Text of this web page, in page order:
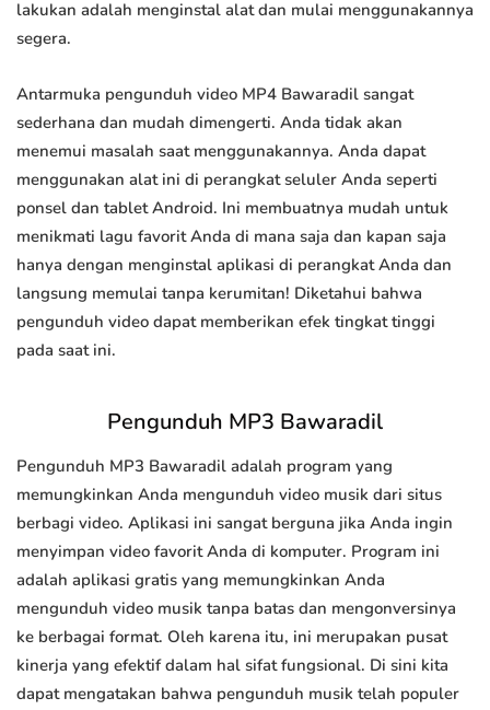
lakukan adalah menginstal alat dan mulai menggunakannya
segera.
Antarmuka pengunduh video MP4 Bawaradil sangat
sederhana dan mudah dimengerti. Anda tidak akan
menemui masalah saat menggunakannya. Anda dapat
menggunakan alat ini di perangkat seluler Anda seperti
ponsel dan tablet Android. Ini membuatnya mudah untuk
menikmati lagu favorit Anda di mana saja dan kapan saja
hanya dengan menginstal aplikasi di perangkat Anda dan
langsung memulai tanpa kerumitan! Diketahui bahwa
pengunduh video dapat memberikan efek tingkat tinggi
pada saat ini.
Pengunduh MP3 Bawaradil
Pengunduh MP3 Bawaradil adalah program yang
memungkinkan Anda mengunduh video musik dari situs
berbagi video. Aplikasi ini sangat berguna jika Anda ingin
menyimpan video favorit Anda di komputer. Program ini
adalah aplikasi gratis yang memungkinkan Anda
mengunduh video musik tanpa batas dan mengonversinya
ke berbagai format. Oleh karena itu, ini merupakan pusat
kinerja yang efektif dalam hal sifat fungsional. Di sini kita
dapat mengatakan bahwa pengunduh musik telah populer